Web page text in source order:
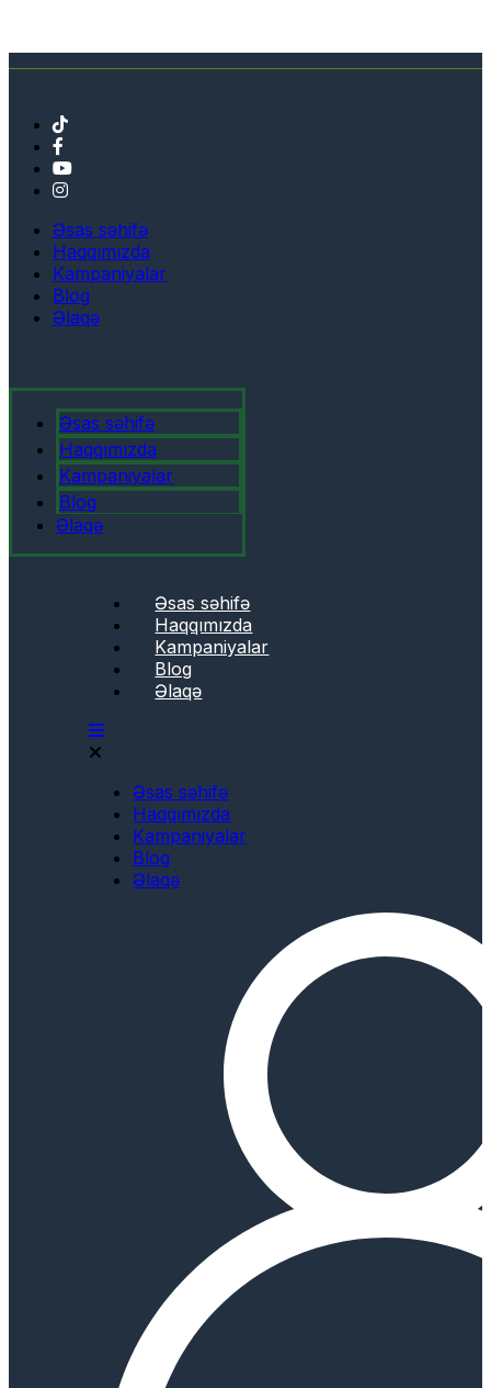
Əsas səhifə
Haqqımızda
Kampaniyalar
Blog
Əlaqə
Əsas səhifə
Haqqımızda
Kampaniyalar
Blog
Əlaqə
Əsas səhifə
Haqqımızda
Kampaniyalar
Blog
Əlaqə
Əsas səhifə
Haqqımızda
Kampaniyalar
Blog
Əlaqə